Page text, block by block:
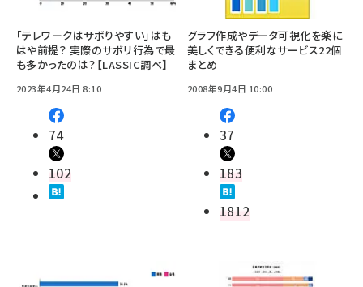
「テレワークはサボりやすい」はも
はや前提？ 実際のサボリ行為で最
も多かったのは？【LASSIC調べ】
2023年4月24日 8:10
74
102
グラフ作成やデータ可視化を楽に
美しくできる便利なサービス22個
まとめ
2008年9月4日 10:00
37
183
1812